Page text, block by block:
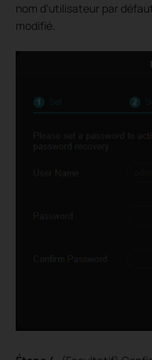
nom d'utilisateur par
modifié.